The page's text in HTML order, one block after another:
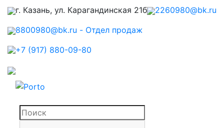
г. Казань, ул. Карагандинская 21б
2260980@bk.ru
8800980@bk.ru - Отдел продаж
+7 (917) 880-09-80